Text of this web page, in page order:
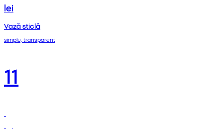
lei
Vază sticlă
simplu, transparent
11